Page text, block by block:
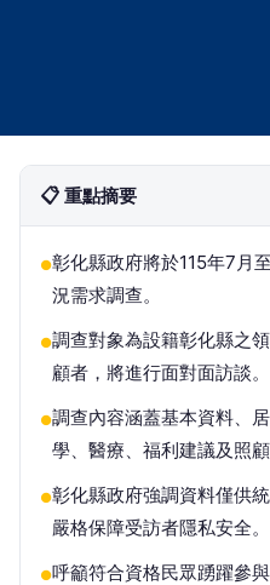
📋 重點摘要
●彰化縣政府將於115年7月
況需求調查。
●調查對象為設籍彰化縣之
顧者，將進行面對面訪談。
●調查內容涵蓋基本資料、
學、醫療、福利建議及照顧
●彰化縣政府強調資料僅供
嚴格保障受訪者隱私安全。
●呼籲符合資格民眾踴躍參